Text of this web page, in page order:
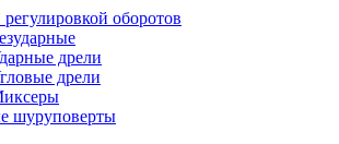
оборотов
дрели
дрели
шуруповерты